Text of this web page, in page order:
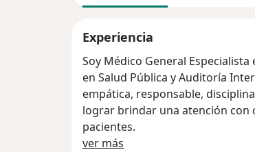
Experiencia
Soy Médico General
en Salud Pública y Auditoría
empática, responsable,
lograr brindar una atención con
pacientes.
ver más